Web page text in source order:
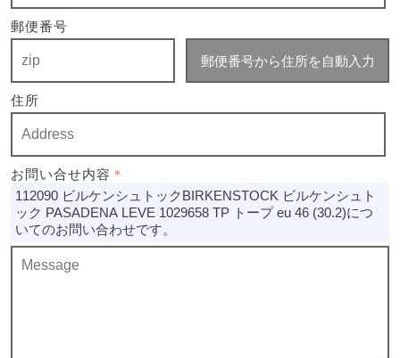
郵便番号
郵便番号から住所を自動入力
住所
お問い合せ内容 ＊
112090 ビルケンシュトックBIRKENSTOCK ビルケンシュト
ック PASADENA LEVE 1029658 TP トープ eu 46 (30.2)につ
いてのお問い合わせです。